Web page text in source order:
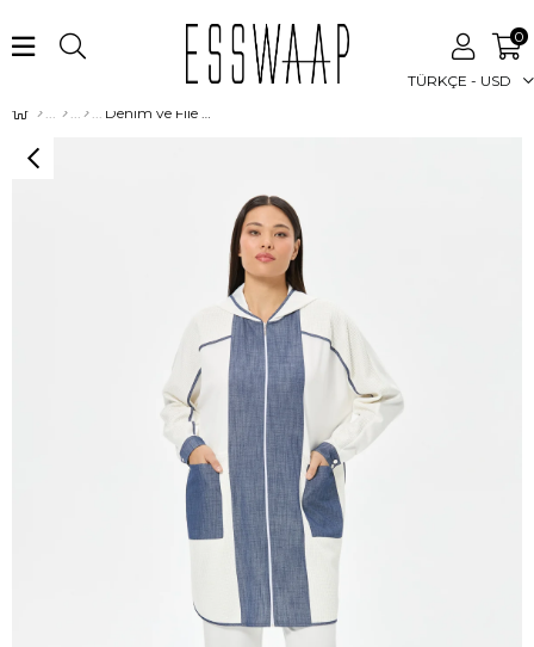
TÜRKÇE - USD
0
Denim ve File Kombinli Rahat Kalıp Giy Çık Ceket Laci